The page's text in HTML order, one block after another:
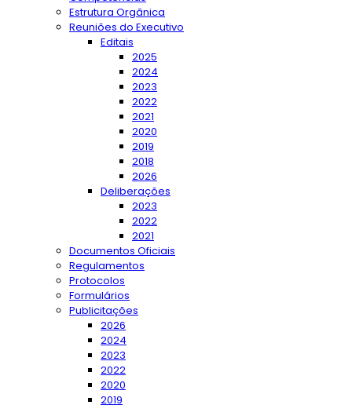
Estrutura Orgânica
Reuniões do Executivo
Editais
2025
2024
2023
2022
2021
2020
2019
2018
2026
Deliberações
2023
2022
2021
Documentos Oficiais
Regulamentos
Protocolos
Formulários
Publicitações
2026
2024
2023
2022
2020
2019